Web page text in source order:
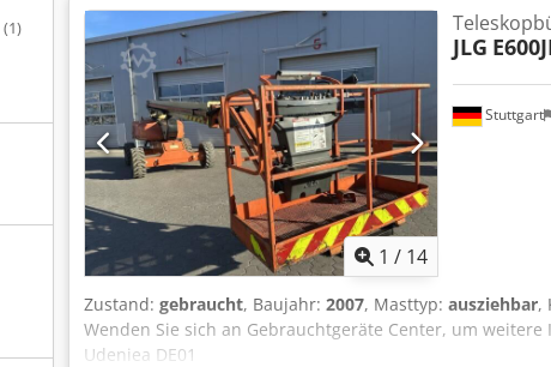
(1)
1 / 14
Stuttgart
JLG
Zustand: gebraucht, Baujahr: 2007, Masttyp: ausziehbar,
Wenden Sie sich an Gebrauchtgeräte Center, um
Udeniea DE01